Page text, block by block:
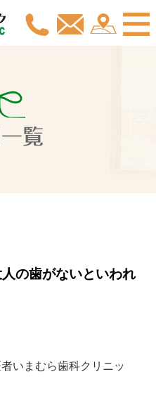
覧
の歯がないといわれ
いまむら歯科クリニッ